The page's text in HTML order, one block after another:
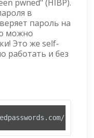
pwned" (HIBP).
в
пароль на
можно
Это же self-
работать и без
range/